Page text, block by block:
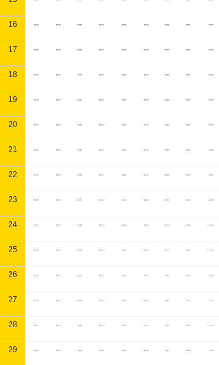
16 -- -- -- -- -- -- -- -- --
17 -- -- -- -- -- -- -- -- --
18 -- -- -- -- -- -- -- -- --
19 -- -- -- -- -- -- -- -- --
20 -- -- -- -- -- -- -- -- --
21 -- -- -- -- -- -- -- -- --
22 -- -- -- -- -- -- -- -- --
23 -- -- -- -- -- -- -- -- --
24 -- -- -- -- -- -- -- -- --
25 -- -- -- -- -- -- -- -- --
26 -- -- -- -- -- -- -- -- --
27 -- -- -- -- -- -- -- -- --
28 -- -- -- -- -- -- -- -- --
29 -- -- -- -- -- -- -- -- --